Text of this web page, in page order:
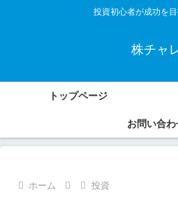
投資初心者が成功を
株チャ
トップページ
お問い合わ
ホーム 投資